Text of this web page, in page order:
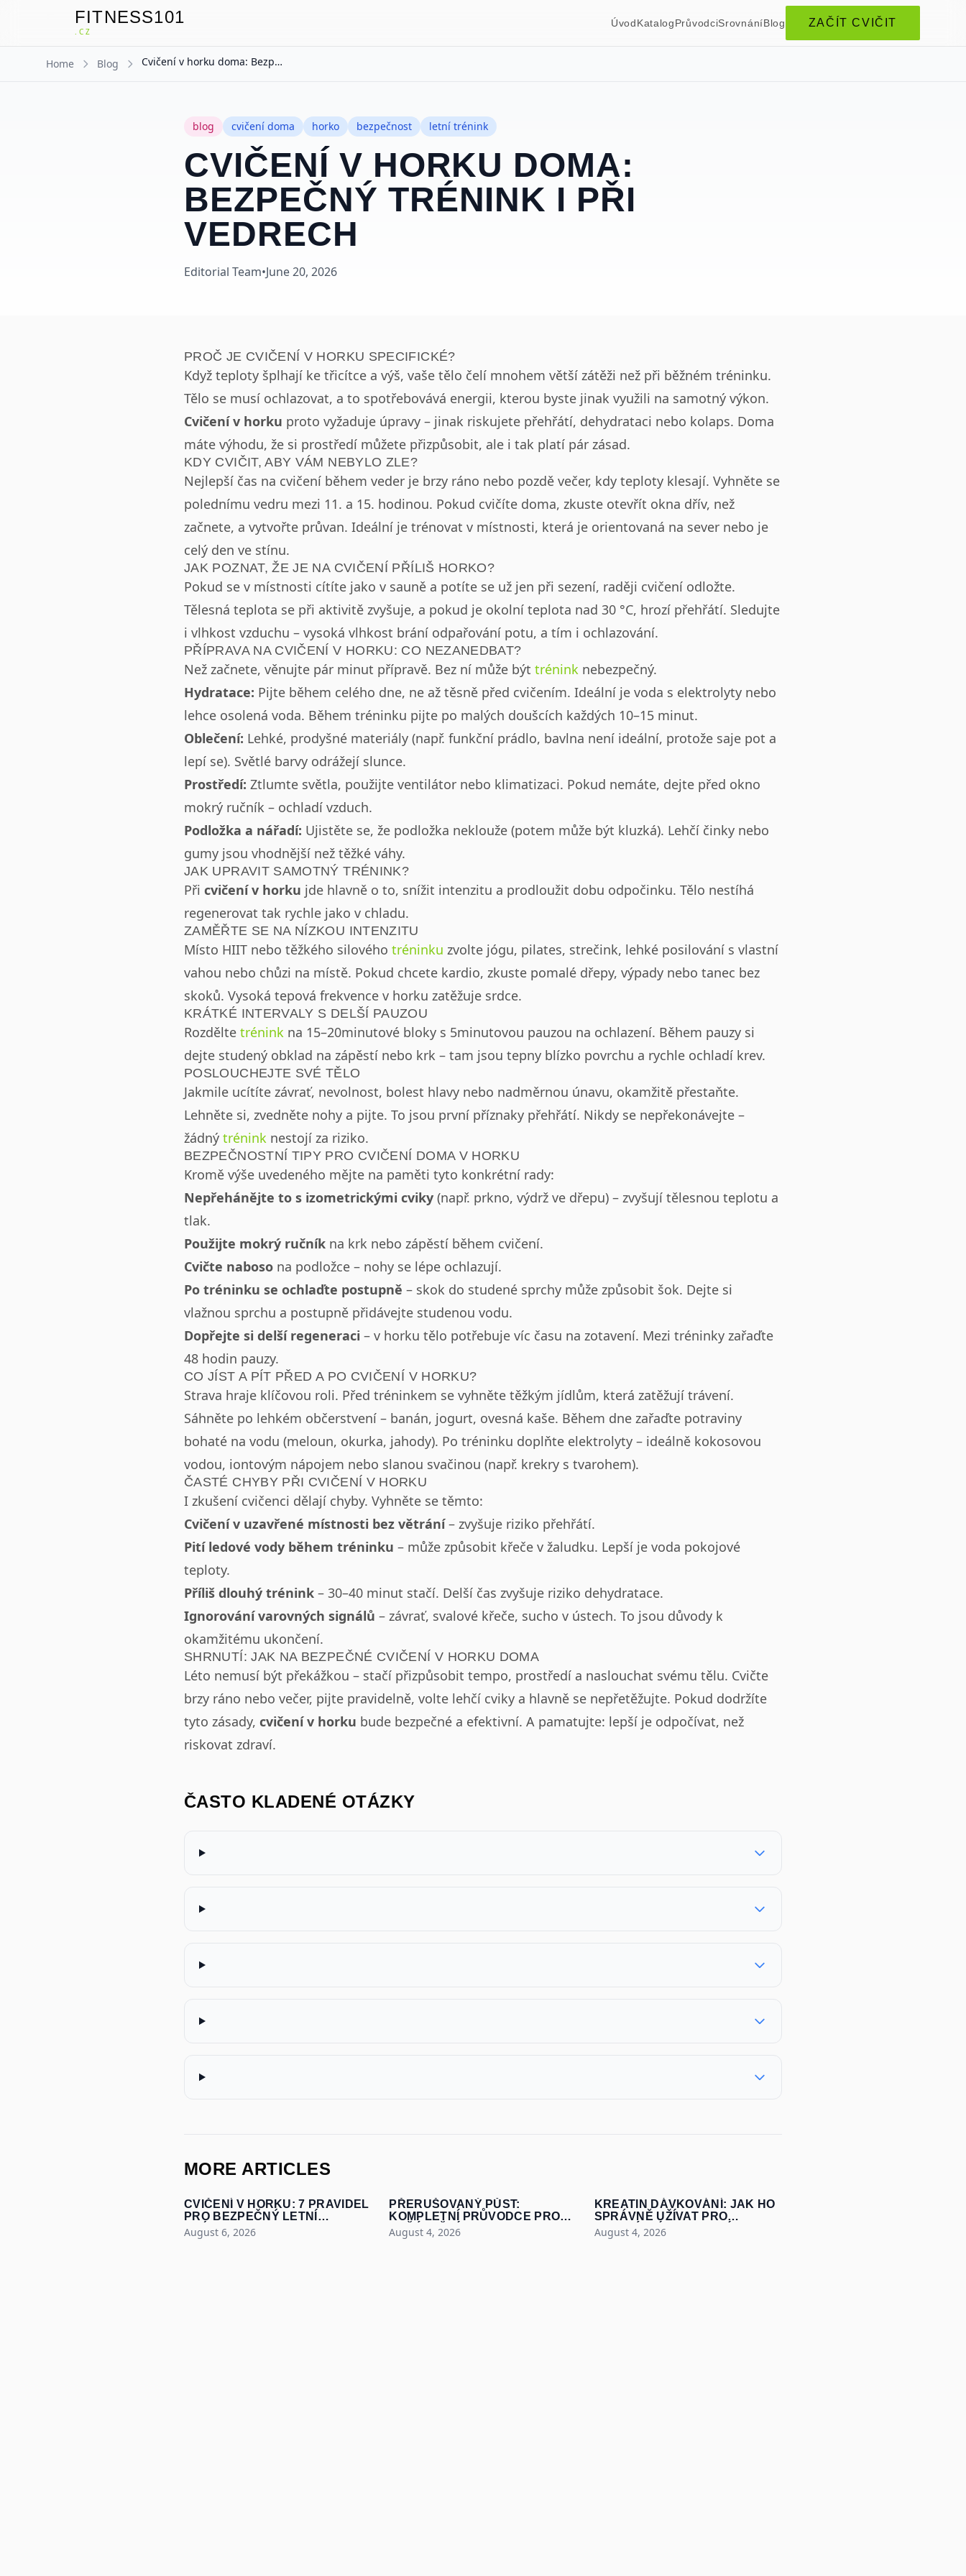
FITNESS101
.CZ
ÚvodKatalogPrůvodciSrovnáníBlog ZAČÍT CVIČIT
Home Blog Cvičení v horku doma: Bezpečný trénink i při vedrech
blog cvičení doma horko bezpečnost letní trénink
CVIČENÍ V HORKU DOMA:
BEZPEČNÝ TRÉNINK I PŘI
VEDRECH
Editorial Team•June 20, 2026
PROČ JE CVIČENÍ V HORKU SPECIFICKÉ?
Když teploty šplhají ke třicítce a výš, vaše tělo čelí mnohem větší zátěži než při běžném tréninku.
Tělo se musí ochlazovat, a to spotřebovává energii, kterou byste jinak využili na samotný výkon.
Cvičení v horku proto vyžaduje úpravy – jinak riskujete přehřátí, dehydrataci nebo kolaps. Doma
máte výhodu, že si prostředí můžete přizpůsobit, ale i tak platí pár zásad.
KDY CVIČIT, ABY VÁM NEBYLO ZLE?
Nejlepší čas na cvičení během veder je brzy ráno nebo pozdě večer, kdy teploty klesají. Vyhněte se
polednímu vedru mezi 11. a 15. hodinou. Pokud cvičíte doma, zkuste otevřít okna dřív, než
začnete, a vytvořte průvan. Ideální je trénovat v místnosti, která je orientovaná na sever nebo je
celý den ve stínu.
JAK POZNAT, ŽE JE NA CVIČENÍ PŘÍLIŠ HORKO?
Pokud se v místnosti cítíte jako v sauně a potíte se už jen při sezení, raději cvičení odložte.
Tělesná teplota se při aktivitě zvyšuje, a pokud je okolní teplota nad 30 °C, hrozí přehřátí. Sledujte
i vlhkost vzduchu – vysoká vlhkost brání odpařování potu, a tím i ochlazování.
PŘÍPRAVA NA CVIČENÍ V HORKU: CO NEZANEDBAT?
Než začnete, věnujte pár minut přípravě. Bez ní může být trénink nebezpečný.
Hydratace: Pijte během celého dne, ne až těsně před cvičením. Ideální je voda s elektrolyty nebo
lehce osolená voda. Během tréninku pijte po malých doušcích každých 10–15 minut.
Oblečení: Lehké, prodyšné materiály (např. funkční prádlo, bavlna není ideální, protože saje pot a
lepí se). Světlé barvy odrážejí slunce.
Prostředí: Ztlumte světla, použijte ventilátor nebo klimatizaci. Pokud nemáte, dejte před okno
mokrý ručník – ochladí vzduch.
Podložka a nářadí: Ujistěte se, že podložka neklouže (potem může být kluzká). Lehčí činky nebo
gumy jsou vhodnější než těžké váhy.
JAK UPRAVIT SAMOTNÝ TRÉNINK?
Při cvičení v horku jde hlavně o to, snížit intenzitu a prodloužit dobu odpočinku. Tělo nestíhá
regenerovat tak rychle jako v chladu.
ZAMĚŘTE SE NA NÍZKOU INTENZITU
Místo HIIT nebo těžkého silového tréninku zvolte jógu, pilates, strečink, lehké posilování s vlastní
vahou nebo chůzi na místě. Pokud chcete kardio, zkuste pomalé dřepy, výpady nebo tanec bez
skoků. Vysoká tepová frekvence v horku zatěžuje srdce.
KRÁTKÉ INTERVALY S DELŠÍ PAUZOU
Rozdělte trénink na 15–20minutové bloky s 5minutovou pauzou na ochlazení. Během pauzy si
dejte studený obklad na zápěstí nebo krk – tam jsou tepny blízko povrchu a rychle ochladí krev.
POSLOUCHEJTE SVÉ TĚLO
Jakmile ucítíte závrať, nevolnost, bolest hlavy nebo nadměrnou únavu, okamžitě přestaňte.
Lehněte si, zvedněte nohy a pijte. To jsou první příznaky přehřátí. Nikdy se nepřekonávejte –
žádný trénink nestojí za riziko.
BEZPEČNOSTNÍ TIPY PRO CVIČENÍ DOMA V HORKU
Kromě výše uvedeného mějte na paměti tyto konkrétní rady:
Nepřehánějte to s izometrickými cviky (např. prkno, výdrž ve dřepu) – zvyšují tělesnou teplotu a
tlak.
Použijte mokrý ručník na krk nebo zápěstí během cvičení.
Cvičte naboso na podložce – nohy se lépe ochlazují.
Po tréninku se ochlaďte postupně – skok do studené sprchy může způsobit šok. Dejte si
vlažnou sprchu a postupně přidávejte studenou vodu.
Dopřejte si delší regeneraci – v horku tělo potřebuje víc času na zotavení. Mezi tréninky zařaďte
48 hodin pauzy.
CO JÍST A PÍT PŘED A PO CVIČENÍ V HORKU?
Strava hraje klíčovou roli. Před tréninkem se vyhněte těžkým jídlům, která zatěžují trávení.
Sáhněte po lehkém občerstvení – banán, jogurt, ovesná kaše. Během dne zařaďte potraviny
bohaté na vodu (meloun, okurka, jahody). Po tréninku doplňte elektrolyty – ideálně kokosovou
vodou, iontovým nápojem nebo slanou svačinou (např. krekry s tvarohem).
ČASTÉ CHYBY PŘI CVIČENÍ V HORKU
I zkušení cvičenci dělají chyby. Vyhněte se těmto:
Cvičení v uzavřené místnosti bez větrání– zvyšuje riziko přehřátí.
Pití ledové vody během tréninku – může způsobit křeče v žaludku. Lepší je voda pokojové
teploty.
Příliš dlouhý trénink – 30–40 minut stačí. Delší čas zvyšuje riziko dehydratace.
Ignorování varovných signálů – závrať, svalové křeče, sucho v ústech. To jsou důvody k
okamžitému ukončení.
SHRNUTÍ: JAK NA BEZPEČNÉ CVIČENÍ V HORKU DOMA
Léto nemusí být překážkou – stačí přizpůsobit tempo, prostředí a naslouchat svému tělu. Cvičte
brzy ráno nebo večer, pijte pravidelně, volte lehčí cviky a hlavně se nepřetěžujte. Pokud dodržíte
tyto zásady, cvičení v horku bude bezpečné a efektivní. A pamatujte: lepší je odpočívat, než
riskovat zdraví.
ČASTO KLADENÉ OTÁZKY
MORE ARTICLES
CVIČENÍ V HORKU: 7 PRAVIDEL
PRO BEZPEČNÝ LETNÍ
TRÉNINK
August 6, 2026
PŘERUŠOVANÝ PŮST:
KOMPLETNÍ PRŮVODCE PRO
ZAČÁTEČNÍKY
August 4, 2026
KREATIN DÁVKOVÁNÍ: JAK HO
SPRÁVNĚ UŽÍVAT PRO
MAXIMÁLNÍ SVALY A SÍLU
August 4, 2026